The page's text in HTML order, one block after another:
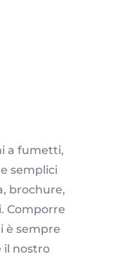
a fumetti,
semplici
brochure,
Comporre
è sempre
il nostro